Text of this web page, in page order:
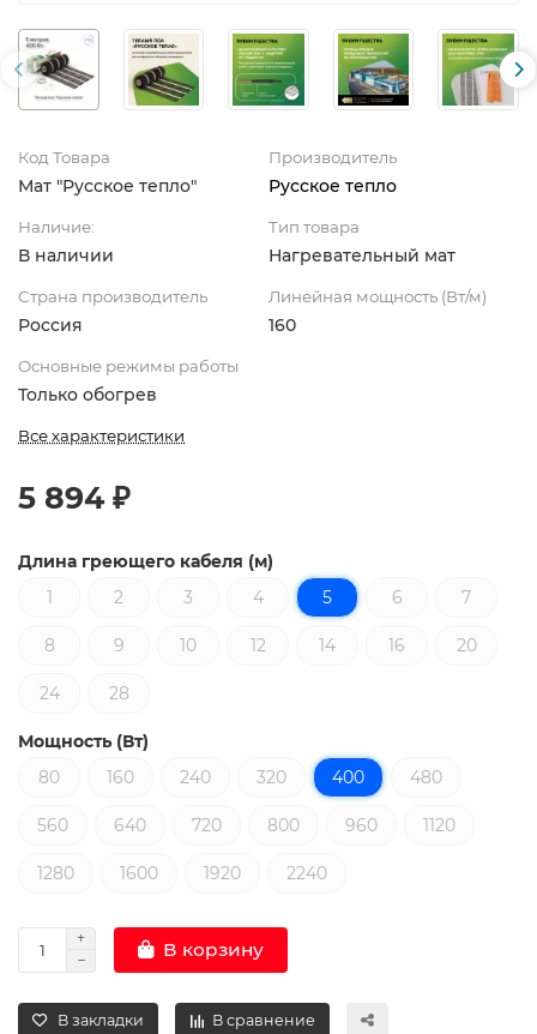
Код Товара
Мат "Русское тепло"
Производитель
Русское тепло
Наличие:
В наличии
Тип товара
Нагревательный мат
Страна производитель
Россия
Линейная мощность (Вт/м)
160
Основные режимы работы
Только обогрев
Все характеристики
5 894 ₽
Длина греющего кабеля (м)
1
2 3 4 5 6 7
8 9 10 12 14 16 20
24 28
Мощность (Вт)
80
160 240 320 400 480
560 640 720 800 960 1120
1280 1600 1920 2240
В корзину
В закладки В сравнение